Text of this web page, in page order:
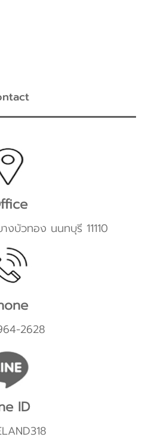
บัวทอง นนทบุรี 11110
2628
ID